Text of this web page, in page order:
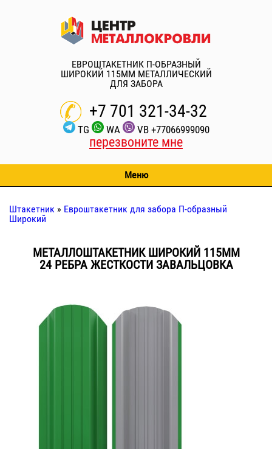
ЕВРОШТАКЕТНИК П-ОБРАЗНЫЙ
ШИРОКИЙ 115ММ МЕТАЛЛИЧЕСКИЙ
ДЛЯ ЗАБОРА
+7 701 321-34-32
TG WA VB+77066999090
перезвоните мне
Меню
Штакетник » Евроштакетник для забора П-образный
Широкий
МЕТАЛЛОШТАКЕТНИК ШИРОКИЙ 115ММ
24 РЕБРА ЖЕСТКОСТИ ЗАВАЛЬЦОВКА